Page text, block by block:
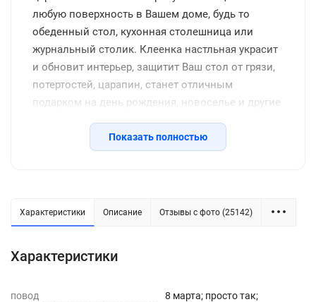
любую поверхность в Вашем доме, будь то
обеденный стол, кухонная столешница или
журнальный столик. Клеенка настльная украсит
и обновит интерьер, защитит Ваш стол от грязи,
потертостей, царапин, станет отличным
подарком на день рождения, новоселье и другие
семейные праздники, включая новый год.
Защитное покрытие изготовлено из
качественной клеенки с красивым рисунком, его
2-3 см к указанному размеру на усадку.
Показать полностью
Характеристики Описание Отзывы с фото (25142)
Характеристики
повод
8 марта; просто так;